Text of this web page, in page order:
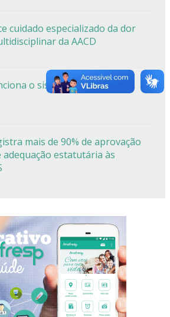
cuidado especializado da dor
da AACD
o sistema de cotas da
mais de 90% de aprovação
estatutária às